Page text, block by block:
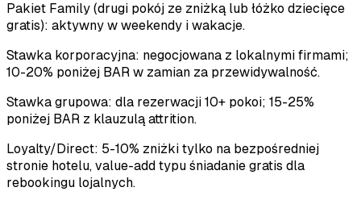
Pakiet Family (drugi pokój ze zniżką lub łóżko dziecięce
gratis): aktywny w weekendy i wakacje.
Stawka korporacyjna: negocjowana z lokalnymi firmami;
10-20% poniżej BAR w zamian za przewidywalność.
Stawka grupowa: dla rezerwacji 10+ pokoi; 15-25%
poniżej BAR z klauzulą attrition.
Loyalty/Direct: 5-10% zniżki tylko na bezpośredniej
stronie hotelu, value-add typu śniadanie gratis dla
rebookingu lojalnych.